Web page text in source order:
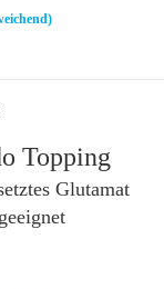
Topping
Glutamat